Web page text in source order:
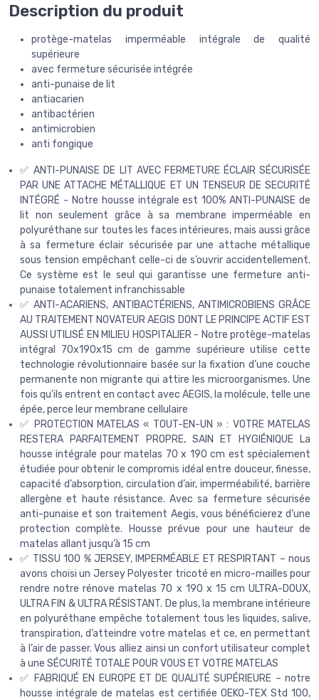
Description du produit
protège-matelas imperméable intégrale de qualité
supérieure
avec fermeture sécurisée intégrée
anti-punaise de lit
antiacarien
antibactérien
antimicrobien
anti fongique
✅ ANTI-PUNAISE DE LIT AVEC FERMETURE ÉCLAIR SÉCURISÉE
PAR UNE ATTACHE MÉTALLIQUE ET UN TENSEUR DE SECURITÉ
INTÉGRÉ - Notre housse intégrale est 100% ANTI-PUNAISE de
lit non seulement grâce à sa membrane imperméable en
polyuréthane sur toutes les faces intérieures, mais aussi grâce
à sa fermeture éclair sécurisée par une attache métallique
sous tension empêchant celle-ci de s’ouvrir accidentellement.
Ce système est le seul qui garantisse une fermeture anti-
punaise totalement infranchissable
✅ ANTI-ACARIENS, ANTIBACTÉRIENS, ANTIMICROBIENS GRÂCE
AU TRAITEMENT NOVATEUR AEGIS DONT LE PRINCIPE ACTIF EST
AUSSI UTILISÉ EN MILIEU HOSPITALIER - Notre protège-matelas
intégral 70x190x15 cm de gamme supérieure utilise cette
technologie révolutionnaire basée sur la fixation d’une couche
permanente non migrante qui attire les microorganismes. Une
fois qu’ils entrent en contact avec AEGIS, la molécule, telle une
épée, perce leur membrane cellulaire
✅ PROTECTION MATELAS « TOUT-EN-UN » : VOTRE MATELAS
RESTERA PARFAITEMENT PROPRE, SAIN ET HYGIÉNIQUE La
housse intégrale pour matelas 70 x 190 cm est spécialement
étudiée pour obtenir le compromis idéal entre douceur, finesse,
capacité d’absorption, circulation d’air, imperméabilité, barrière
allergène et haute résistance. Avec sa fermeture sécurisée
anti-punaise et son traitement Aegis, vous bénéficierez d’une
protection complète. Housse prévue pour une hauteur de
matelas allant jusqu’à 15 cm
✅ TISSU 100 % JERSEY, IMPERMÉABLE ET RESPIRTANT – nous
avons choisi un Jersey Polyester tricoté en micro-mailles pour
rendre notre rénove matelas 70 x 190 x 15 cm ULTRA-DOUX,
ULTRA FIN & ULTRA RÉSISTANT. De plus, la membrane intérieure
en polyuréthane empêche totalement tous les liquides, salive,
transpiration, d’atteindre votre matelas et ce, en permettant
à l’air de passer. Vous alliez ainsi un confort utilisateur complet
à une SÉCURITÉ TOTALE POUR VOUS ET VOTRE MATELAS
✅ FABRIQUÉ EN EUROPE ET DE QUALITÉ SUPÉRIEURE – notre
housse intégrale de matelas est certifiée OEKO-TEX Std 100,